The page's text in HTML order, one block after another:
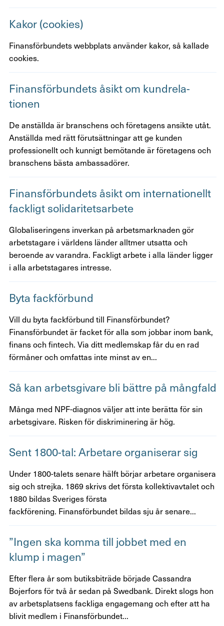
Kakor (cookies)
Finansförbundets webbplats använder kakor, så kallade
cookies.
Finans­för­bun­dets åsikt om kund­re­la­
tionen
De anställda är branschens och företagens ansikte utåt.
Anställda med rätt förutsättningar att ge kunden
professionellt och kunnigt bemötande är företagens och
branschens bästa ambassadörer.
Finans­för­bun­dets åsikt om inter­na­tio­nellt
fack­ligt soli­da­ri­tets­ar­bete
Globaliseringens inverkan på arbetsmarknaden gör
arbetstagare i världens länder alltmer utsatta och
beroende av varandra. Fackligt arbete i alla länder ligger
i alla arbetstagares intresse.
Byta fack­för­bund
Vill du byta fackförbund till Finansförbundet?
Finansförbundet är facket för alla som jobbar inom bank,
finans och fintech. Via ditt medlemskap får du en rad
förmåner och omfattas inte minst av en...
Så kan arbets­gi­vare bli bättre på mång­fald
Många med NPF-diagnos väljer att inte berätta för sin
arbetsgivare. Risken för diskriminering är hög.
Sent 1800-tal: Arbe­tare orga­ni­serar sig
Under 1800-talets senare hälft börjar arbetare organisera
sig och strejka. 1869 skrivs det första kollektivavtalet och
1880 bildas Sveriges första
fackförening. Finansförbundet bildas sju år senare...
”Ingen ska komma till jobbet med en
klump i magen”
Efter flera år som butiksbiträde började Cassandra
Bojerfors för två år sedan på Swedbank. Direkt slogs hon
av arbetsplatsens fackliga engagemang och efter att ha
blivit medlem i Finansförbundet...